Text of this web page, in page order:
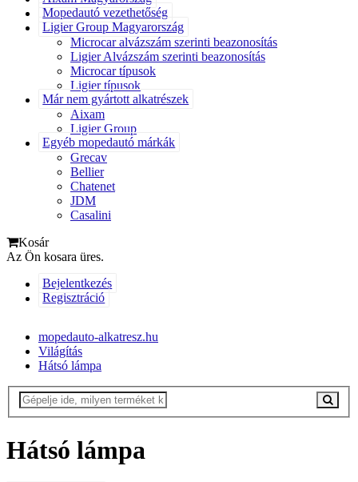
Mopedautó vezethetőség
Ligier Group Magyarország
Microcar alvázszám szerinti beazonosítás
Ligier Alvázszám szerinti beazonosítás
Microcar típusok
Ligier típusok
Már nem gyártott alkatrészek
Aixam
Ligier Group
Egyéb mopedautó márkák
Grecav
Bellier
Chatenet
JDM
Casalini
Kosár
Az Ön kosara üres.
Bejelentkezés
Regisztráció
mopedauto-alkatresz.hu
Világítás
Hátsó lámpa
Hátsó lámpa